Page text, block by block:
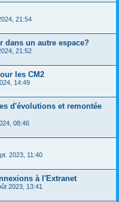
21:54
dans un autre espace?
21:52
les CM2
14:49
d'évolutions et remontée
08:46
2023, 11:40
à l'Extranet
2023, 13:41